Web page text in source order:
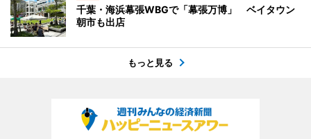
千葉・海浜幕張WBGで「幕張万博」 ベイタウン
朝市も出店
もっと見る